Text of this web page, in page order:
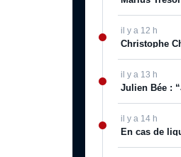
il y a 12 h
Christophe
il y a 13 h
Julien Bée :
il y a 14 h
En cas de